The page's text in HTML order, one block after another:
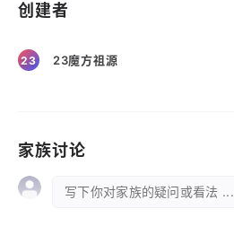
创建者
23 23魔方祖源
家族讨论
写下你对家族的疑问或看法 ...